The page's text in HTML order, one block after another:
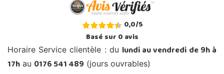
0,0/5
Basé sur0avis
Horaire Service clientèle : du lundi au vendredi de 9h à
17h au 0176 541 489 (jours ouvrables)